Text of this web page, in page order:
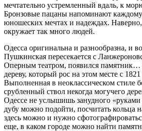
мечтательно устремленный вдаль, к
Бронзовые пацаны напоминают каждому
юношеских мечтах и надеждах. Наверно,
окружает так много людей.
Одесса оригинальна и разнообразна, и
Пушкинская пересекается с
Оперным театром, появился
дереву, который рос на этом месте с
Выполненная в неоклассическом стиле
срубленный ствол некогда могучего
Одессе не услышишь занудного
дубу можно подойти, посчитать кольца
здесь можно и нужно
еще, в каком городе можно найти